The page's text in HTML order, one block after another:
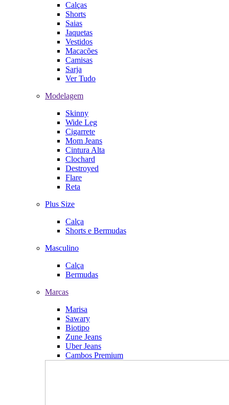
Calças
Shorts
Saias
Jaquetas
Vestidos
Macacões
Camisas
Sarja
Ver Tudo
Modelagem
Skinny
Wide Leg
Cigarrete
Mom Jeans
Cintura Alta
Clochard
Destroyed
Flare
Reta
Plus Size
Calça
Shorts e Bermudas
Masculino
Calça
Bermudas
Marcas
Marisa
Sawary
Biotipo
Zune Jeans
Uber Jeans
Cambos Premium